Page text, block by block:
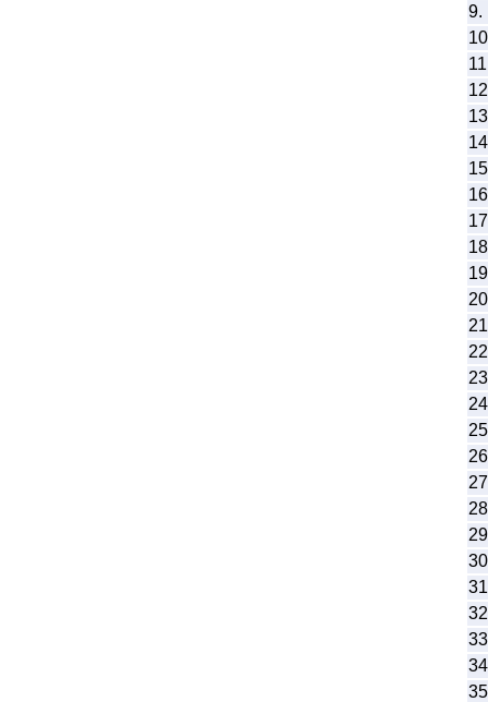
9.